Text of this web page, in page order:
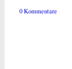
0 Kommentare